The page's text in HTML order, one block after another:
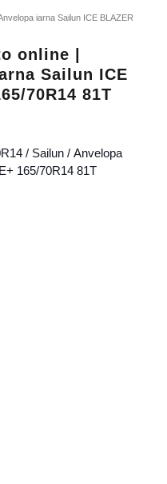
iarna Sailun ICE BLAZER
online |
Sailun ICE
70R14 81T
/ Sailun / Anvelopa
165/70R14 81T